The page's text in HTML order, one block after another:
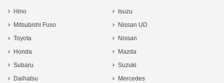
Hino
Isuzu
Mitsubishi Fuso
Nissan UD
Toyota
Nissan
Honda
Mazda
Subaru
Suzuki
Daihatsu
Mercedes